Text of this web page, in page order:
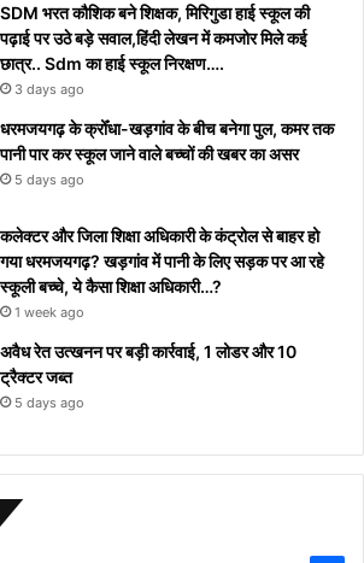
​SDM भरत कौशिक बने शिक्षक, मिरिगुडा हाई स्कूल की
पढ़ाई पर उठे बड़े सवाल,हिंदी लेखन में कमजोर मिले कई
छात्र.. Sdm का हाई स्कूल निरक्षण….
3 days ago
धरमजयगढ़ के क्रोँधा-खड़गांव ​के बीच बनेगा पुल, कमर तक
पानी पार कर स्कूल जाने वाले बच्चों की खबर का असर​
5 days ago
कलेक्टर और जिला शिक्षा अधिकारी के कंट्रोल से बाहर हो
गया धरमजयगढ़? खड़गांव में पानी के लिए सड़क पर आ रहे
स्कूली बच्चे, ये कैसा शिक्षा अधिकारी…?
1 week ago
अवैध रेत उत्खनन पर बड़ी कार्रवाई, 1 लोडर और 10
ट्रैक्टर जब्त
5 days ago